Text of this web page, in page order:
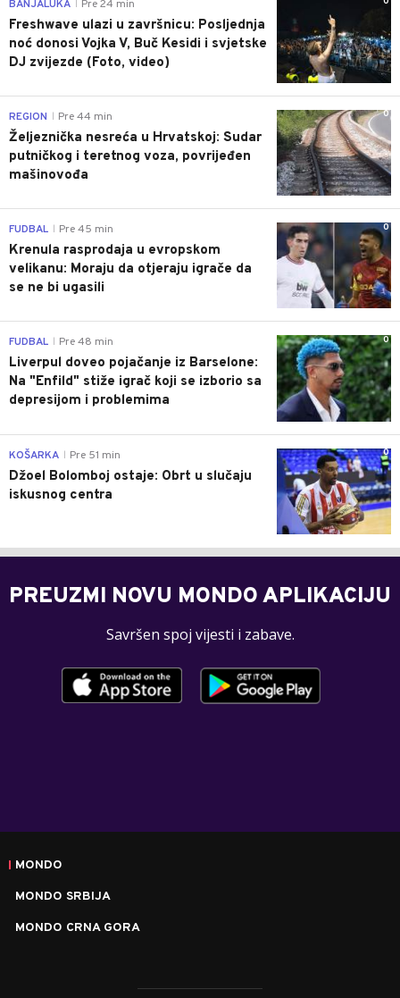
BANJALUKA Pre 24 min
Freshwave ulazi u završnicu: Posljednja
noć donosi Vojka V, Buč Kesidi i svjetske
DJ zvijezde (Foto, video)
0
REGION Pre 44 min
Željeznička nesreća u Hrvatskoj: Sudar
putničkog i teretnog voza, povrijeđen
mašinovođa
0
FUDBAL Pre 45 min
Krenula rasprodaja u evropskom
velikanu: Moraju da otjeraju igrače da
se ne bi ugasili
0
FUDBAL Pre 48 min
Liverpul doveo pojačanje iz Barselone:
Na "Enfild" stiže igrač koji se izborio sa
depresijom i problemima
0
KOŠARKA Pre 51 min
Džoel Bolomboj ostaje: Obrt u slučaju
iskusnog centra
PREUZMI NOVU MONDO APLIKACIJU
Savršen spoj vijesti i zabave.
MONDO
MONDO SRBIJA
MONDO CRNA GORA